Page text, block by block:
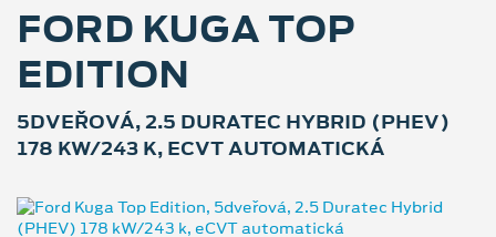
FORD KUGA TOP
EDITION
5DVEŘOVÁ, 2.5 DURATEC HYBRID (PHEV)
178 KW/243 K, ECVT AUTOMATICKÁ